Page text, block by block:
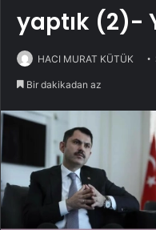
yaptık (2)-
HACI MURAT KÜTÜK
Bir dakikadan az